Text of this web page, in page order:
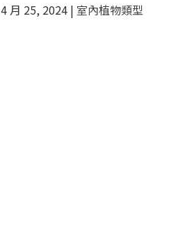
4 月 25, 2024 | 室內植物類型